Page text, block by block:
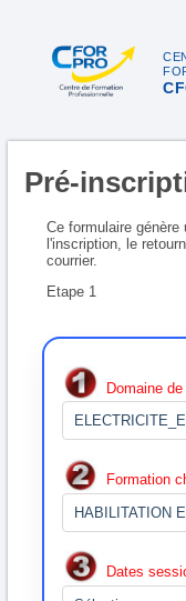
Pré-
Ce formulaire
l'inscription, le
courrier.
Etape 1
Domaine
Formation